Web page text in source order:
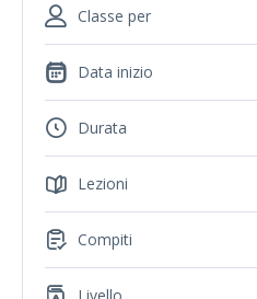
Classe per
Data inizio
Durata
Lezioni
Compiti